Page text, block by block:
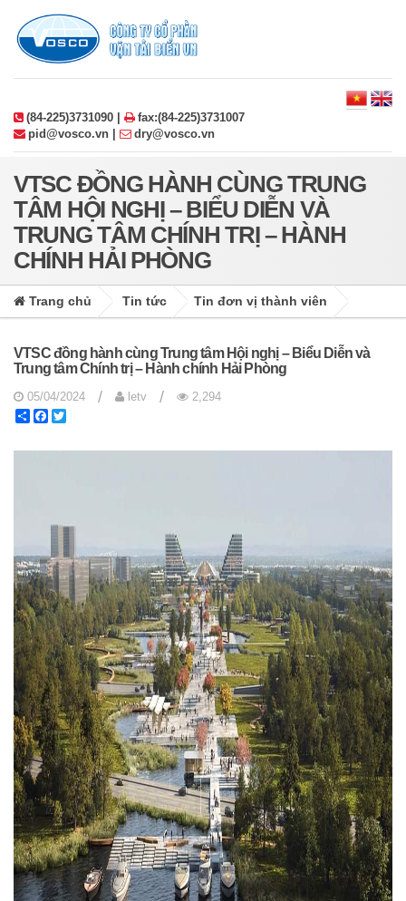
(84-225)3731090 |
fax:(84-225)3731007
pid@vosco.vn |
dry@vosco.vn
VTSC ĐỒNG HÀNH CÙNG TRUNG
TÂM HỘI NGHỊ – BIỂU DIỄN VÀ
TRUNG TÂM CHÍNH TRỊ – HÀNH
CHÍNH HẢI PHÒNG
Trang chủ Tin tức Tin đơn vị thành viên
VTSC đồng hành cùng Trung tâm Hội nghị – Biểu Diễn và
Trung tâm Chính trị – Hành chính Hải Phòng
05/04/2024 / letv /
2,294
ShareFacebook